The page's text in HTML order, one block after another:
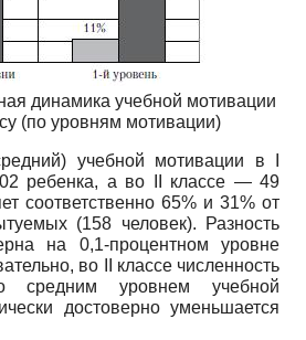
динамика учебной мотивации
(по уровням мотивации)
учебной мотивации в I
ребенка, а во II классе — 49
соответственно 65% и 31% от
(158 человек). Разность
на 0,1-процентном уровне
во II классе численность
средним уровнем учебной
достоверно уменьшается